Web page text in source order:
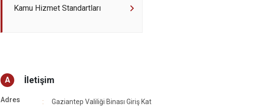
Kamu Hizmet Standartları
A İletişim
Adres
Gaziantep Valiliği Binası Giriş Kat